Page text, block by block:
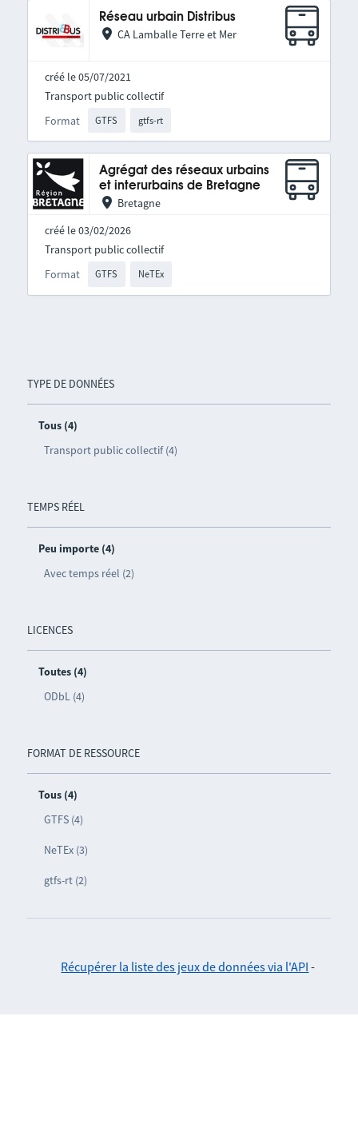
TYPE DE DONNÉES
Tous (4)
Transport public collectif (4)
TEMPS RÉEL
Peu importe (4)
Avec temps réel (2)
LICENCES
Toutes (4)
ODbL (4)
FORMAT DE RESSOURCE
Tous (4)
GTFS (4)
NeTEx (3)
gtfs-rt (2)
Réseau urbain Distribus
CA Lamballe Terre et Mer
créé le 05/07/2021
Format GTFS gtfs-rt
Transport public collectif
Agrégat des réseaux urbains
et interurbains de Bretagne
Bretagne
créé le 03/02/2026
Format GTFS NeTEx
Transport public collectif
Récupérer la liste des jeux de données via l'API -